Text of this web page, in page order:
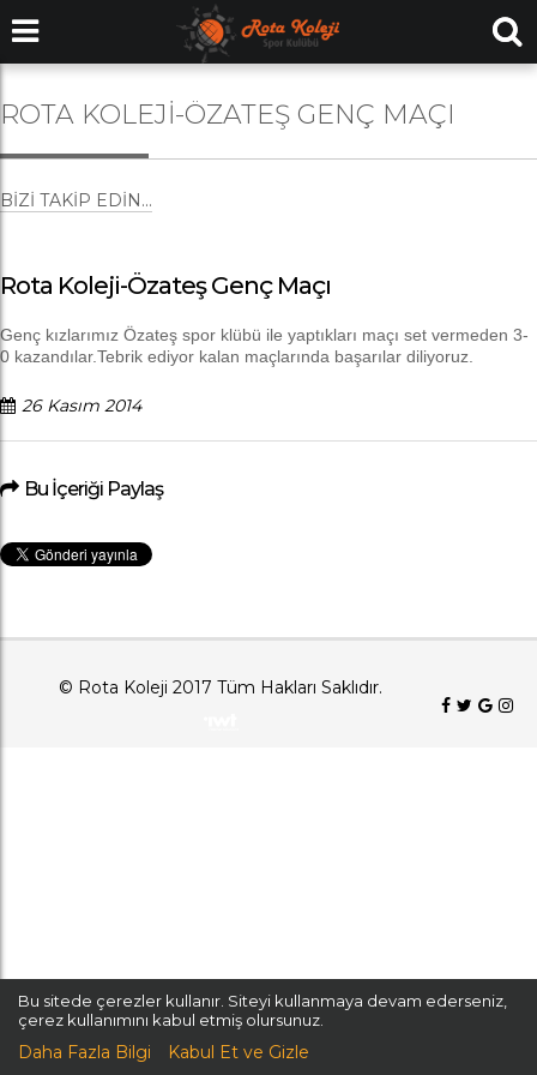
ROTA KOLEJI-ÖZATEŞ GENÇ MAÇI
BIZI TAKIP EDIN...
Rota Koleji-Özateş Genç Maçı
Genç kızlarımız Özateş spor klübü ile yaptıkları maçı set vermeden 3-
0 kazandılar.Tebrik ediyor kalan maçlarında başarılar diliyoruz.
26 Kasım 2014
Bu İçeriği Paylaş
© Rota Koleji 2017 Tüm Hakları Saklıdır.
Bu sitede çerezler kullanır. Siteyi kullanmaya devam ederseniz,
çerez kullanımını kabul etmiş olursunuz.
Daha Fazla Bilgi Kabul Et ve Gizle